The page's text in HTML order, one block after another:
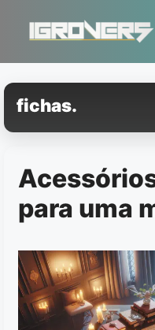
conteúdo
fichas.
para uma